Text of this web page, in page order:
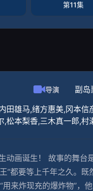
第11集
导演 副岛
田雄马,绪方惠美,冈本
松本梨香,三木真一郎,村
画诞生！ 故事的舞台
”都要等上千年之久。
来炸现充的爆炸物”，